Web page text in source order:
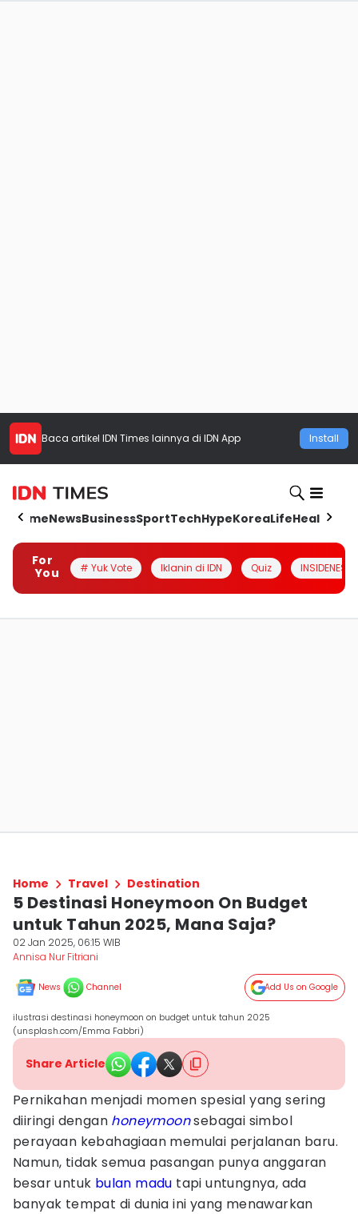
Baca artikel IDN Times lainnya di IDN App Install
HomeNewsBusinessSportTechHypeKoreaLifeHealth
For
You
# Yuk Vote Iklanin di IDN Quiz INSIDENESIA
Home Travel Destination
5 Destinasi Honeymoon On Budget
untuk Tahun 2025, Mana Saja?
02 Jan 2025, 06:15 WIB
Annisa Nur Fitriani
News Channel Add Us on Google
ilustrasi destinasi honeymoon on budget untuk tahun 2025
(unsplash.com/Emma Fabbri)
Share Article
Pernikahan menjadi momen spesial yang sering
diiringi dengan honeymoonsebagai simbol
perayaan kebahagiaan memulai perjalanan baru.
Namun, tidak semua pasangan punya anggaran
besar untuk bulan madu tapi untungnya, ada
banyak tempat di dunia ini yang menawarkan